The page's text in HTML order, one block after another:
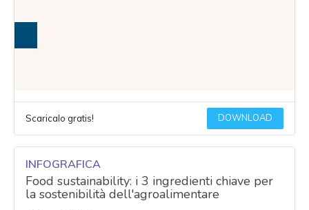
Scaricalo gratis! DOWNLOAD
INFOGRAFICA
Food sustainability: i 3 ingredienti chiave per
la sostenibilità dell'agroalimentare